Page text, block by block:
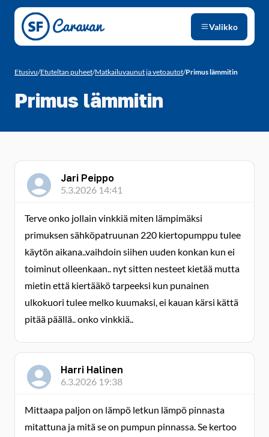
Siirry sivun sisältöön
Valikko
Etusivu/Etuteltan puheet/Matkailuvaunut ja vetoautot/Primus lämmitin
Primus lämmitin
Jari Peippo
5.3.2026 14:41
Terve onko jollain vinkkiä miten lämpimäksi
primuksen sähköpatruunan 220 kiertopumppu tulee
käytön aikana..vaihdoin siihen uuden konkan kun ei
toiminut olleenkaan.. nyt sitten nesteet kietää mutta
mietin että kiertääkö tarpeeksi kun punainen
ulkokuori tulee melko kuumaksi, ei kauan kärsi kättä
pitää päällä.. onko vinkkiä..
Harri Halinen
6.3.2026 19:38
Mittaapa paljon on lämpö letkun lämpö pinnasta
mitattuna ja mitä se on pumpun pinnassa. Se kertoo